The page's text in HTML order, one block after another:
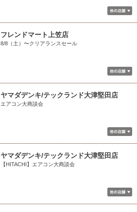
フレンドマート上笠店
8/8（土）〜クリアランスセール
ヤマダデンキ/テックランド大津堅田店
エアコン大商談会
ヤマダデンキ/テックランド大津堅田店
【HITACHI】エアコン大商談会